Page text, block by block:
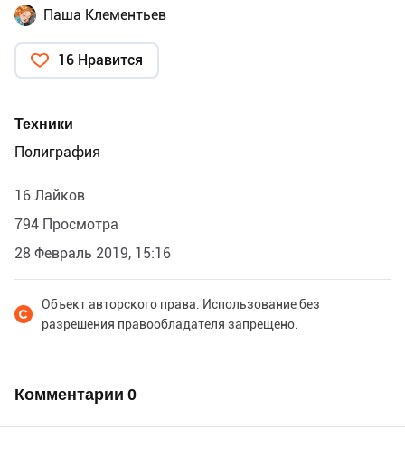
Паша Клементьев
16 Нравится
Техники
Полиграфия
16 Лайков
794 Просмотра
28 Февраль 2019, 15:16
Объект авторского права. Использование без
разрешения правообладателя запрещено.
Комментарии 0